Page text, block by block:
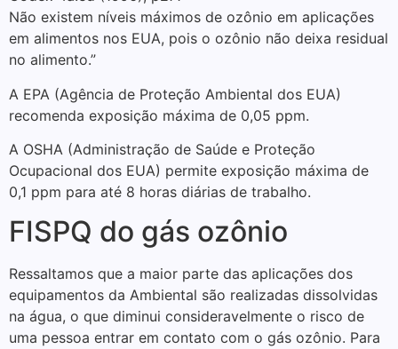
Não existem níveis máximos de ozônio em aplicações
em alimentos nos EUA, pois o ozônio não deixa residual
no alimento.”
A EPA (Agência de Proteção Ambiental dos EUA)
recomenda exposição máxima de 0,05 ppm.
A OSHA (Administração de Saúde e Proteção
Ocupacional dos EUA) permite exposição máxima de
0,1 ppm para até 8 horas diárias de trabalho.
FISPQ do gás ozônio
Ressaltamos que a maior parte das aplicações dos
equipamentos da Ambiental são realizadas dissolvidas
na água, o que diminui consideravelmente o risco de
uma pessoa entrar em contato com o gás ozônio. Para